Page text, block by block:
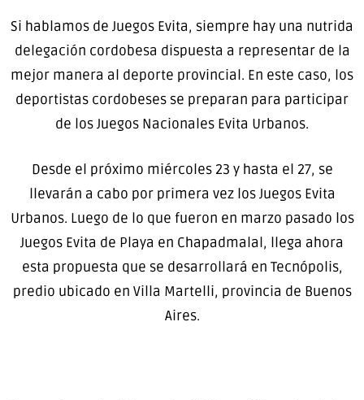
Si hablamos de Juegos Evita, siempre hay una nutrida
delegación cordobesa dispuesta a representar de la
mejor manera al deporte provincial. En este caso, los
deportistas cordobeses se preparan para participar
de los Juegos Nacionales Evita Urbanos.
Desde el próximo miércoles 23 y hasta el 27, se
llevarán a cabo por primera vez los Juegos Evita
Urbanos. Luego de lo que fueron en marzo pasado los
Juegos Evita de Playa en Chapadmalal, llega ahora
esta propuesta que se desarrollará en Tecnópolis,
predio ubicado en Villa Martelli, provincia de Buenos
Aires.